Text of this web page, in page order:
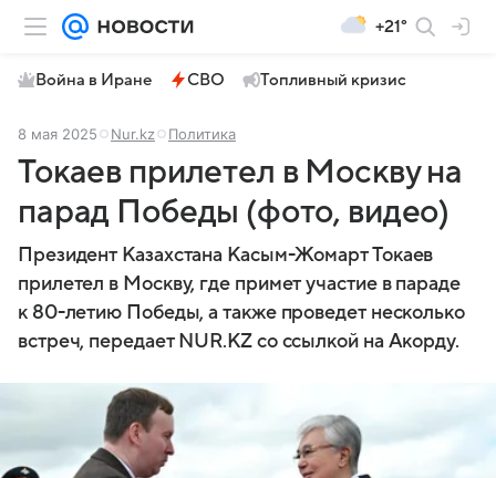
+21°
Война в Иране СВО Топливный кризис
8 мая 2025 Nur.kz Политика
Токаев прилетел в Москву на
парад Победы (фото, видео)
Президент Казахстана Касым-Жомарт Токаев
прилетел в Москву, где примет участие в параде
к 80-летию Победы, а также проведет несколько
встреч, передает NUR.KZ со ссылкой на Акорду.